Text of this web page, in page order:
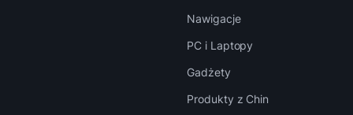
Nawigacje
PC i Laptopy
Gadżety
Produkty z Chin